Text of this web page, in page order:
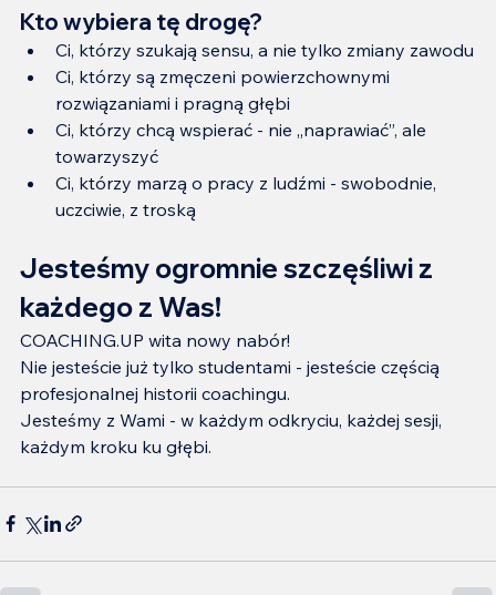
Kto wybiera tę drogę?
Ci, którzy szukają sensu, a nie tylko zmiany zawodu
Ci, którzy są zmęczeni powierzchownymi
rozwiązaniami i pragną głębi
Ci, którzy chcą wspierać - nie „naprawiać”, ale
towarzyszyć
Ci, którzy marzą o pracy z ludźmi - swobodnie,
uczciwie, z troską
Jesteśmy ogromnie szczęśliwi z
każdego z Was!
COACHING.UP wita nowy nabór!
Nie jesteście już tylko studentami - jesteście częścią
profesjonalnej historii coachingu.
Jesteśmy z Wami - w każdym odkryciu, każdej sesji,
każdym kroku ku głębi.